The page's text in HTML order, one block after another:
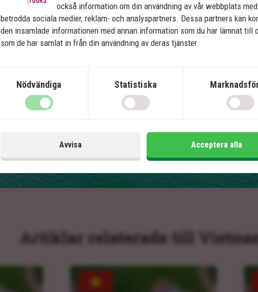
Hanoi
Halong och Bai Tu Long-bukten
Hue
Ho Chi Minh City
Mekongdeltat
pers. från 21 995 kr. Läs mer
Artiklar relaterade till
också information om din användning av vår webbplats
betrodda sociala medier, reklam- och analyspartners. Dessa partners kan
den insamlade informationen med annan information som du har lämnat till
som de har samlat in från din användning av deras tjänster.
Nödvändiga Statistiska
Avvisa Acceptera alla